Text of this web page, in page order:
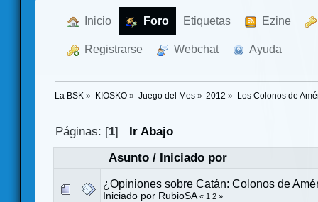
Inicio Foro Etiquetas Ezine
Registrarse Webchat Ayuda
La BSK » KIOSKO» Juego del Mes» 2012 » Los Colonos de
Páginas: [1]
Ir Abajo
Asunto/ Iniciado por
¿Opiniones sobre Catán: Colonos de
Iniciado por RubioSA « 1 2 »